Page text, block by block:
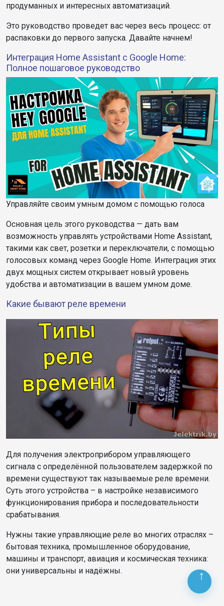
продуманных и интересных автоматизаций.
Это руководство проведет вас через весь процесс: от
распаковки до первого запуска. Давайте начнем!
Интеграция Home Assistant с Google Home:
Полное пошаговое руководство
Управляйте своим умным домом с помощью голоса
Основная цель этого руководства — дать вам
возможность управлять устройствами Home Assistant,
такими как свет, розетки и переключатели, с помощью
голосовых команд через Google Home. Интеграция этих
двух мощных систем открывает новый уровень
удобства и автоматизации в вашем умном доме.
Какие бывают реле времени
Для получения электроприбором управляющего
сигнала с определённой пользователем задержкой по
времени существуют так называемые реле времени.
Суть этого устройства – в настройке независимого
функционирования прибора и последовательности
срабатывания.
Нужны такие управляющие реле во многих отраслях –
бытовая техника, промышленное оборудование,
машины и транспорт, авиация и космическая техника:
они универсальны и надёжны.